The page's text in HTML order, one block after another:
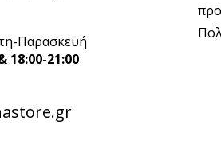
Παρασκευή
18:00-21:00